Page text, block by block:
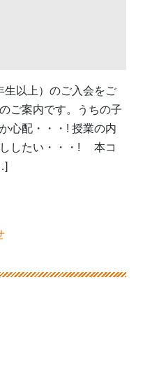
生以上）のご入会をご
ご案内です。うちの子
心配・・・! 授業の内
したい・・・! 本コ